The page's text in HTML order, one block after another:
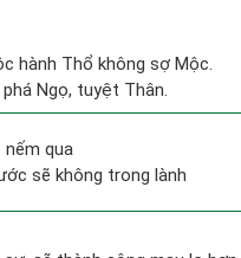
hành Thổ không sợ Mộc.
Ngọ, tuyệt Thân.
qua
sẽ không trong lành